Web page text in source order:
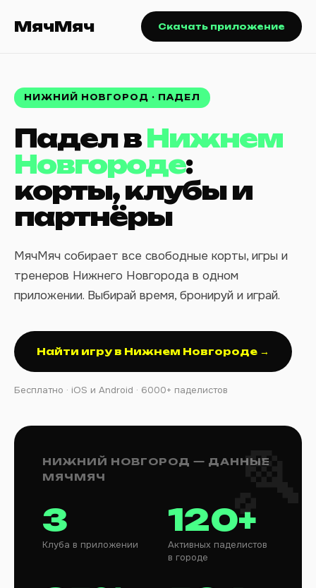
МячМяч Скачать приложение
НИЖНИЙ НОВГОРОД · ПАДЕЛ
Падел вНижнем
Новгороде:
корты, клубы и
партнёры
МячМяч собирает все свободные корты, игры и
тренеров Нижнего Новгорода в одном
приложении. Выбирай время, бронируй и играй.
Найти игру в Нижнем Новгороде →
Бесплатно · iOS и Android · 6000+ паделистов
НИЖНИЙ НОВГОРОД — ДАННЫЕ
МЯЧМЯЧ
3
Клуба в приложении
120+
Активных паделистов
в городе